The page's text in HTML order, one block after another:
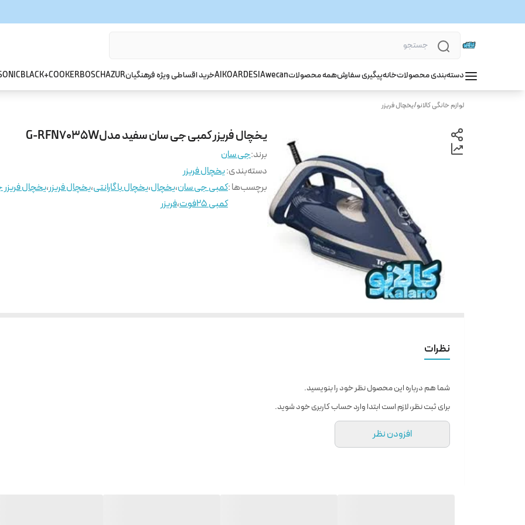
دسته‌بندی محصولاتخانهپیگیری سفارشهمه محصولاتwecan
ARDESIA
AIKOخرید اقساطی ویژه فرهنگیانAZUR
BOSCH
BLACK+COOKER
لوازم خانگی کالانو/یخچال فریزر
یخچال فریزر کمبی جی سان سفید مدلG-RFN7035W
برند:جی سان
دسته‌بندی:یخچال فریزر
برچسب‌ها :کمبی جی سان،یخچال،یخچال با گارانتی،یخچال فریزر،یخچال
کمبی 25فوت
،فریزر
نظرات
شما هم درباره این محصول نظر خود را بنویسید.
برای ثبت نظر، لازم است ابتدا وارد حساب کاربری خود شوید.
افزودن نظر